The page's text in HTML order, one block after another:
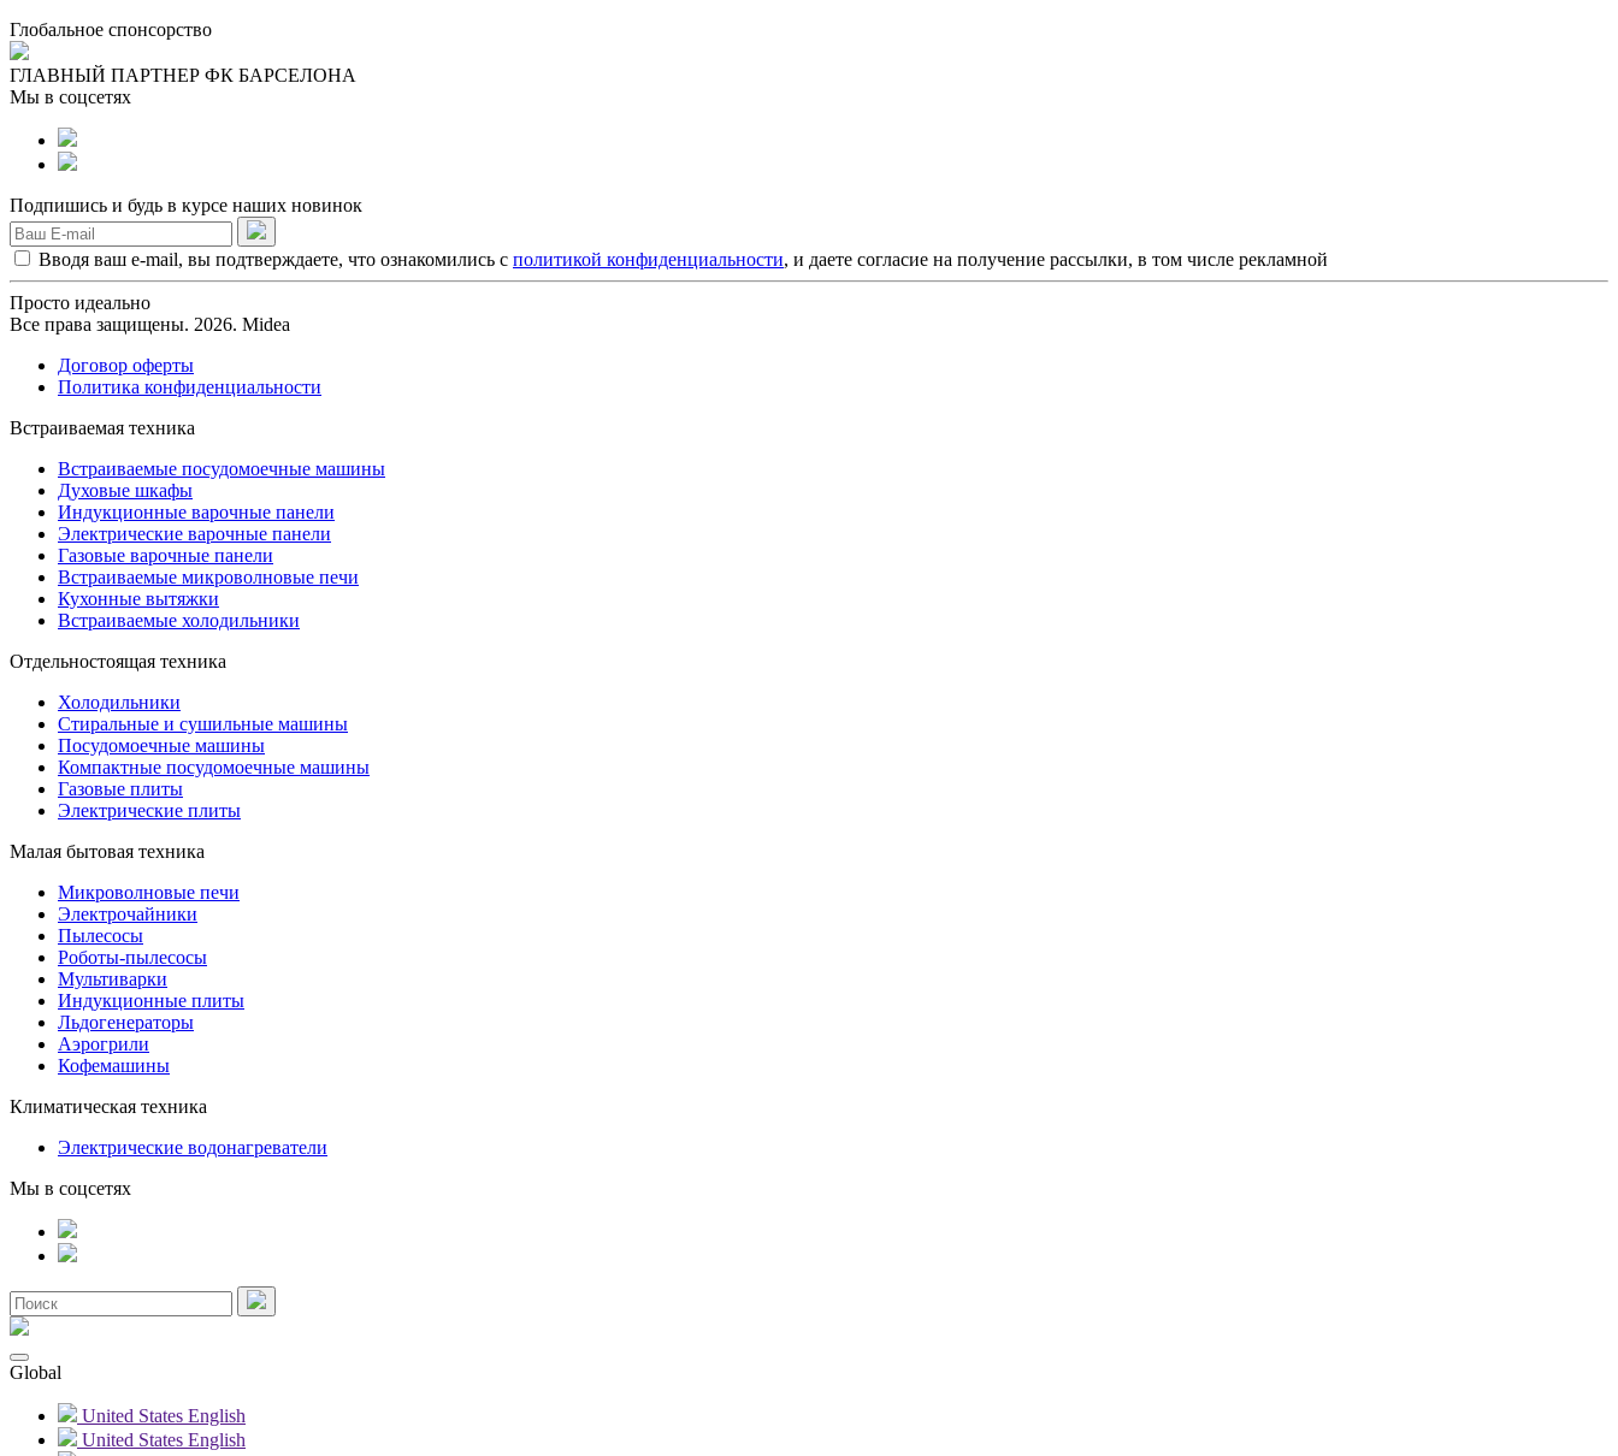
Глобальное спонсорство
ГЛАВНЫЙ ПАРТНЕР ФК БАРСЕЛОНА
Мы в соцсетях
Подпишись и будь в курсе наших новинок
Вводя ваш e-mail, вы подтверждаете, что ознакомились с политикой конфиденциальности, и даете согласие на получение рассылки, в том числе рекламной
Просто идеально
Все права защищены. 2026. Midea
Договор оферты
Политика конфиденциальности
Встраиваемая техника
Встраиваемые посудомоечные машины
Духовые шкафы
Индукционные варочные панели
Электрические варочные панели
Газовые варочные панели
Встраиваемые микроволновые печи
Кухонные вытяжки
Встраиваемые холодильники
Отдельностоящая техника
Холодильники
Стиральные и сушильные машины
Посудомоечные машины
Компактные посудомоечные машины
Газовые плиты
Электрические плиты
Малая бытовая техника
Микроволновые печи
Электрочайники
Пылесосы
Роботы-пылесосы
Мультиварки
Индукционные плиты
Льдогенераторы
Аэрогрили
Кофемашины
Климатическая техника
Электрические водонагреватели
Мы в соцсетях
Global
United States English
United States English